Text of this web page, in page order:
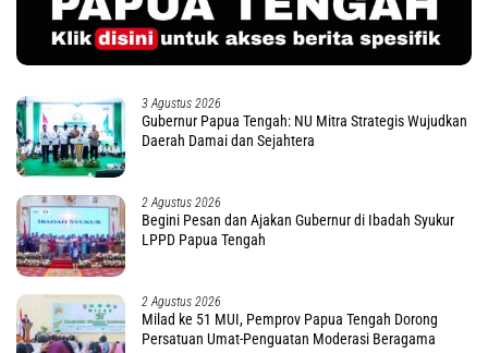
3 Agustus 2026
Gubernur Papua Tengah: NU Mitra Strategis Wujudkan
Daerah Damai dan Sejahtera
2 Agustus 2026
Begini Pesan dan Ajakan Gubernur di Ibadah Syukur
LPPD Papua Tengah
2 Agustus 2026
Milad ke 51 MUI, Pemprov Papua Tengah Dorong
Persatuan Umat-Penguatan Moderasi Beragama